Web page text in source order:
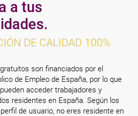
a tus
DE CALIDAD 100%
son financiados por el
de Empleo de España, por lo que
acceder trabajadores y
residentes en España. Según los
de usuario, no eres residente en